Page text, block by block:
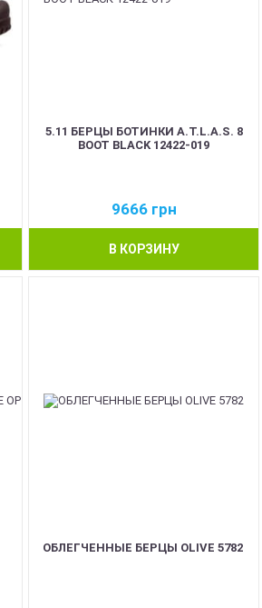
5.11 БЕРЦЫ БОТИНКИ A.T.L.A.S. 8
BOOT BLACK 12422-019
9666 грн
В КОРЗИНУ
ОБЛЕГЧЕННЫЕ БЕРЦЫ OLIVE 5782